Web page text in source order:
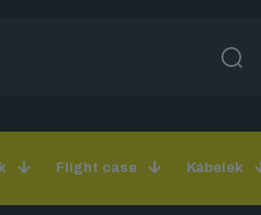
Flight case Kábelek